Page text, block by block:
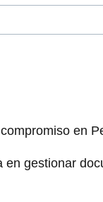
en
gestionar